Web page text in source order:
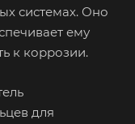
системах. Оно
ему
к коррозии.
для